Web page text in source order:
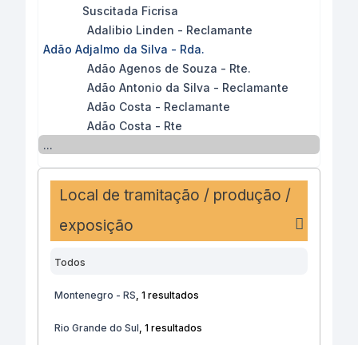
Suscitada Ficrisa
Adalibio Linden - Reclamante
Adão Adjalmo da Silva - Rda.
Adão Agenos de Souza - Rte.
Adão Antonio da Silva - Reclamante
Adão Costa - Reclamante
Adão Costa - Rte
...
Local de tramitação / produção /
exposição
Todos
Montenegro - RS, 1 resultados
Rio Grande do Sul, 1 resultados